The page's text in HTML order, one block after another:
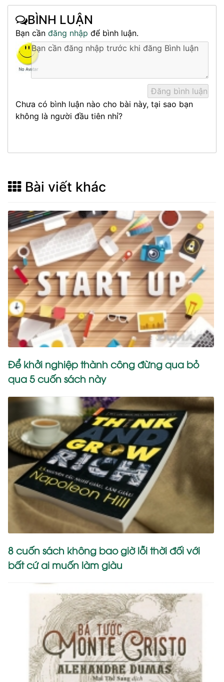
BÌNH LUẬN
Bạn cần đăng nhập để bình luận.
Chưa có bình luận nào cho bài này, tại sao bạn
không là người đầu tiên nhỉ?
Bài viết khác
Để khởi nghiệp thành công đừng qua bỏ
qua 5 cuốn sách này
8 cuốn sách không bao giờ lỗi thời đối với
bất cứ ai muốn làm giàu